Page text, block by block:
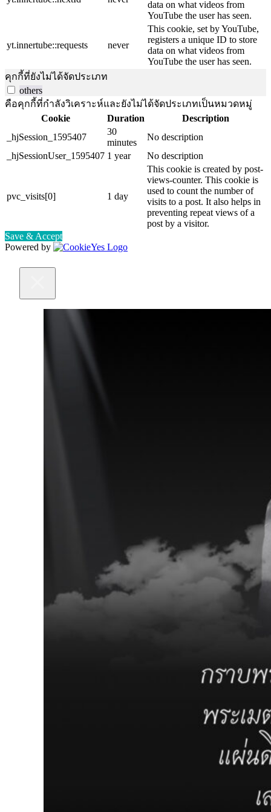
data on what videos from
YouTube the user has seen.
yt.innertube::requests never
This cookie, set by YouTube,
registers a unique ID to store
data on what videos from
YouTube the user has seen.
คุกกี้ที่ยังไม่ได้จัดประเภท
others
คือคุกกี้ที่กำลังวิเคราะห์และยังไม่ได้จัดประเภทเป็นหมวดหมู่
Cookie
Duration
Description
_hjSession_1595407
30
minutes
No description
_hjSessionUser_1595407 1 year No description
pvc_visits[0] 1 day
This cookie is created by post-
views-counter. This cookie is
used to count the number of
visits to a post. It also helps in
preventing repeat views of a
post by a visitor.
Save & Accept
Powered by